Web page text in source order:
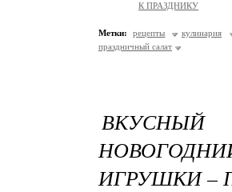
К ПРАЗДНИКУ
Метки: рецепты
кулинария
праздничный салат
ИГРУШКИ –